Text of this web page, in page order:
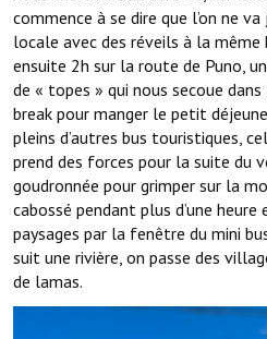
commence à se dire que l’on ne va
locale avec des réveils à la même
ensuite 2h sur la route de Puno,
de « topes » qui nous secoue
break pour manger le petit
pleins d’autres bus touristiques,
prend des forces pour la suite du
goudronnée pour grimper sur la
cabossé pendant plus d’une
paysages par la fenêtre du mini
suit une rivière, on passe des
de lamas.